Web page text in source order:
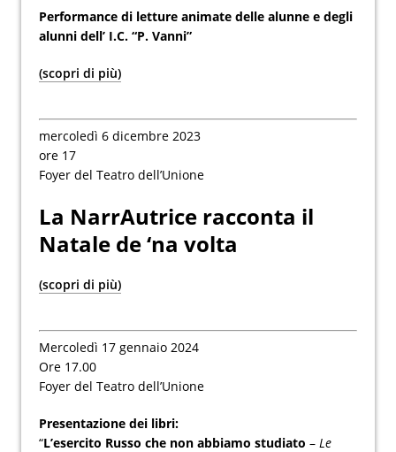
Performance di letture animate delle alunne e degli
alunni dell’ I.C. “P. Vanni”
(scopri di più)
mercoledì 6 dicembre 2023
ore 17
Foyer del Teatro dell’Unione
La NarrAutrice racconta il
Natale de ‘na volta
(scopri di più)
Mercoledì 17 gennaio 2024
Ore 17.00
Foyer del Teatro dell’Unione
Presentazione dei libri:
“L’esercito Russo che non abbiamo studiato – Le